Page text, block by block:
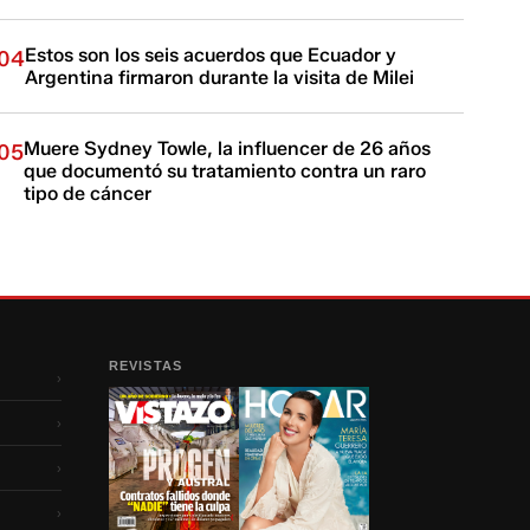
Estos son los seis acuerdos que Ecuador y
Argentina firmaron durante la visita de Milei
Muere Sydney Towle, la influencer de 26 años
que documentó su tratamiento contra un raro
tipo de cáncer
›
›
›
›
REVISTAS